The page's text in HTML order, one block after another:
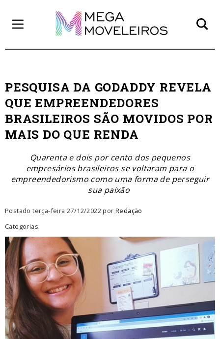
PESQUISA DA GODADDY REVELA
QUE EMPREENDEDORES
BRASILEIROS SÃO MOVIDOS POR
MAIS DO QUE RENDA
Quarenta e dois por cento dos pequenos
empresários brasileiros se voltaram para o
empreendedorismo como uma forma de perseguir
sua paixão
Postado terça-feira 27/12/2022 por Redação
Categorias: